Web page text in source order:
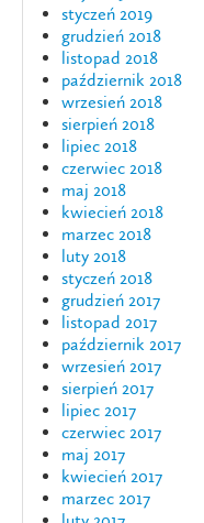
styczeń 2019
grudzień 2018
listopad 2018
październik 2018
wrzesień 2018
sierpień 2018
lipiec 2018
czerwiec 2018
maj 2018
kwiecień 2018
marzec 2018
luty 2018
styczeń 2018
grudzień 2017
listopad 2017
październik 2017
wrzesień 2017
sierpień 2017
lipiec 2017
czerwiec 2017
maj 2017
kwiecień 2017
marzec 2017